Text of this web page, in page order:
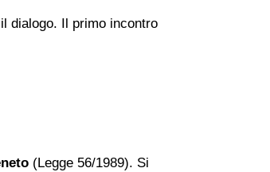
dialogo. Il primo incontro
(Legge 56/1989). Si